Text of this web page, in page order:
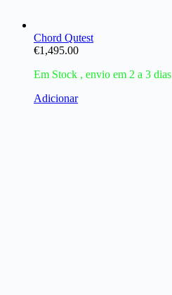
Chord Qutest
€1,495.00
Em Stock , envio em 2 a 3 dias
Adicionar